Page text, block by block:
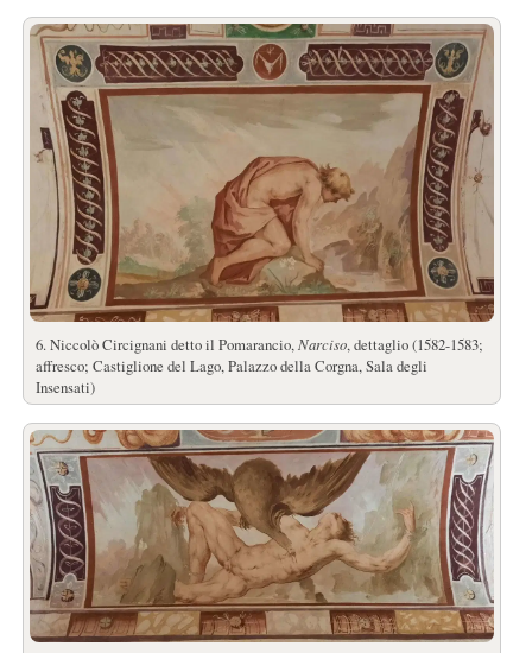
6. Niccolò Circignani detto il Pomarancio,Narciso, dettaglio (1582-1583;
affresco; Castiglione del Lago, Palazzo della Corgna, Sala degli
Insensati)